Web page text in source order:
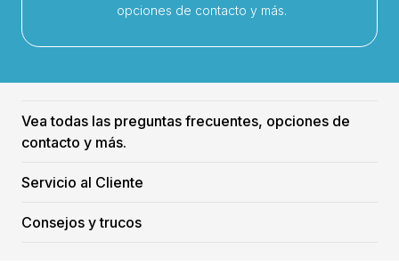
opciones de contacto y más.
Vea todas las preguntas frecuentes, opciones de
contacto y más.
Servicio al Cliente
Consejos y trucos